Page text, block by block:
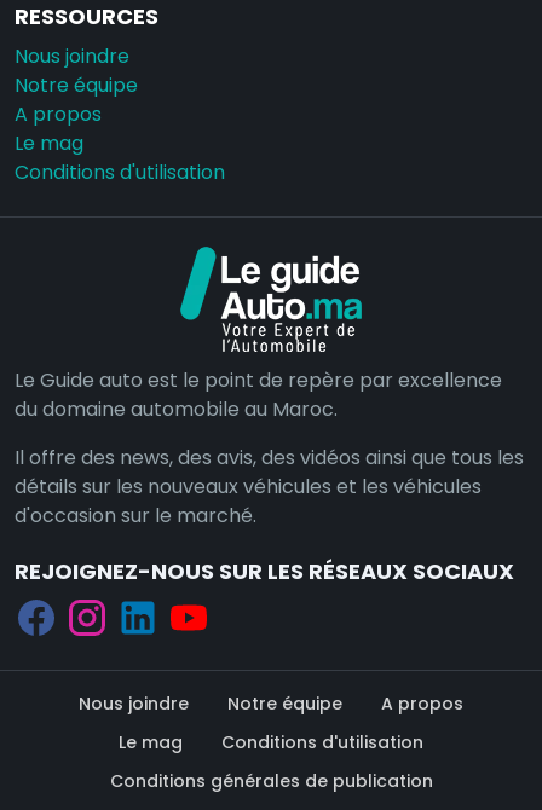
RESSOURCES
Nous joindre
Notre équipe
A propos
Le mag
Conditions d'utilisation
Le Guide auto est le point de repère par excellence
du domaine automobile au Maroc.
Il offre des news, des avis, des vidéos ainsi que tous les
détails sur les nouveaux véhicules et les véhicules
d'occasion sur le marché.
REJOIGNEZ-NOUS SUR LES RÉSEAUX SOCIAUX
Nous joindre Notre équipe
A propos
Le mag
Conditions d'utilisation
Conditions générales de publication